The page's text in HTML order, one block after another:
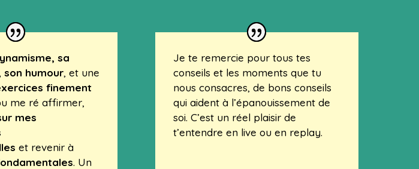
sa
son humour, et une
finement
me ré affirmer,
mes
et revenir à
. Un
Je te remercie pour tous tes
conseils et les moments que tu
nous consacres, de bons conseils
qui aident à l’épanouissement de
soi. C’est un réel plaisir de
t’entendre en live ou en replay.